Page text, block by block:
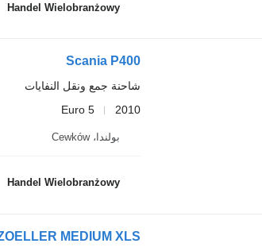
Handel Wielobranżowy
Scania P400
شاحنة جمع ونقل النفايات
2010
Euro 5
بولندا، Cewków
Handel Wielobranżowy
MEDIUM XLS